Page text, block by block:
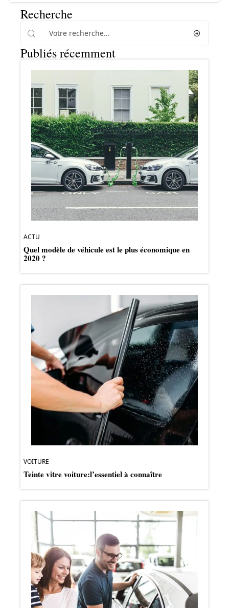
Recherche
Publiés récemment
ACTU
Quel modèle de véhicule est le plus économique en
2020 ?
VOITURE
Teinte vitre voiture:l’essentiel à connaître